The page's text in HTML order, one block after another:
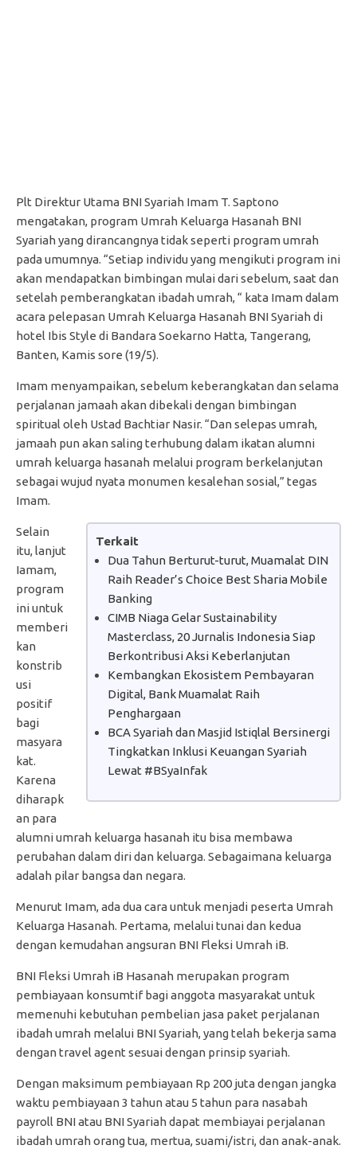
Plt Direktur Utama BNI Syariah Imam T. Saptono
mengatakan, program Umrah Keluarga Hasanah BNI
Syariah yang dirancangnya tidak seperti program umrah
pada umumnya. “Setiap individu yang mengikuti program ini
akan mendapatkan bimbingan mulai dari sebelum, saat dan
setelah pemberangkatan ibadah umrah, “ kata Imam dalam
acara pelepasan Umrah Keluarga Hasanah BNI Syariah di
hotel Ibis Style di Bandara Soekarno Hatta, Tangerang,
Banten, Kamis sore (19/5).
Imam menyampaikan, sebelum keberangkatan dan selama
perjalanan jamaah akan dibekali dengan bimbingan
spiritual oleh Ustad Bachtiar Nasir. “Dan selepas umrah,
jamaah pun akan saling terhubung dalam ikatan alumni
umrah keluarga hasanah melalui program berkelanjutan
sebagai wujud nyata monumen kesalehan sosial,” tegas
Imam.
Terkait
Dua Tahun Berturut-turut, Muamalat DIN
Raih Reader’s Choice Best Sharia Mobile
Banking
CIMB Niaga Gelar Sustainability
Masterclass, 20 Jurnalis Indonesia Siap
Berkontribusi Aksi Keberlanjutan
Kembangkan Ekosistem Pembayaran
Digital, Bank Muamalat Raih
Penghargaan
BCA Syariah dan Masjid Istiqlal Bersinergi
Tingkatkan Inklusi Keuangan Syariah
Lewat #BSyaInfak
Selain
itu, lanjut
Iamam,
program
ini untuk
memberi
kan
konstrib
usi
positif
bagi
masyara
kat.
Karena
diharapk
an para
alumni umrah keluarga hasanah itu bisa membawa
perubahan dalam diri dan keluarga. Sebagaimana keluarga
adalah pilar bangsa dan negara.
Menurut Imam, ada dua cara untuk menjadi peserta Umrah
Keluarga Hasanah. Pertama, melalui tunai dan kedua
dengan kemudahan angsuran BNI Fleksi Umrah iB.
BNI Fleksi Umrah iB Hasanah merupakan program
pembiayaan konsumtif bagi anggota masyarakat untuk
memenuhi kebutuhan pembelian jasa paket perjalanan
ibadah umrah melalui BNI Syariah, yang telah bekerja sama
dengan travel agent sesuai dengan prinsip syariah.
Dengan maksimum pembiayaan Rp 200 juta dengan jangka
waktu pembiayaan 3 tahun atau 5 tahun para nasabah
payroll BNI atau BNI Syariah dapat membiayai perjalanan
ibadah umrah orang tua, mertua, suami/istri, dan anak-anak.